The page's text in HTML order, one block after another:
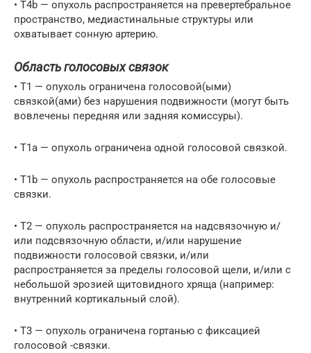
• Т4b — опухоль распространяется на превертебральное
пространство, медиастинальные структуры или
охватывает сонную артерию.
Область голосовых связок
• T1 — опухоль ограничена голосовой(ыми)
связкой(ами) без нарушения подвижности (могут быть
вовлечены передняя или задняя комиссуры).
• Т1а — опухоль ограничена одной голосовой связкой.
• T1b — опухоль распространяется на обе голосовые
связки.
• Т2 — опухоль распространяется на надсвязочную и/
или подсвязочную области, и/или нарушение
подвижности голосовой связки, и/или
распространяется за пределы голосовой щели, и/или с
небольшой эрозией щитовидного хряща (например:
внутренний кортикальный слой).
• Т3 — опухоль ограничена гортанью с фиксацией
голосовой -связки.